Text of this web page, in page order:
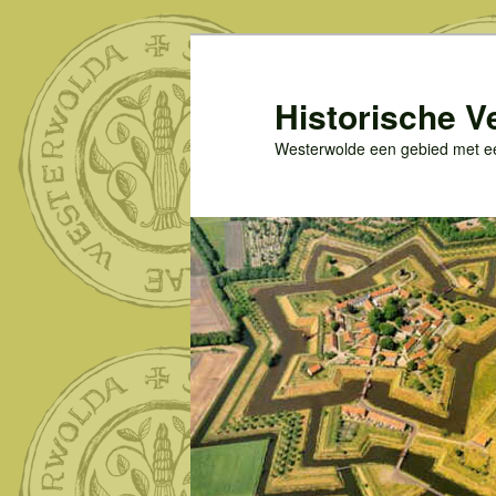
primaire
inhoud
Historische
Westerwolde een gebied met